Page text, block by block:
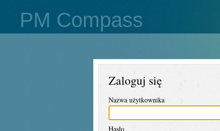
PM Compass
Zaloguj się
Nazwa użytkownika
Hasło